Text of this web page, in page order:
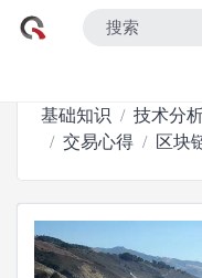
基础知识 技术分
交易心得
区块